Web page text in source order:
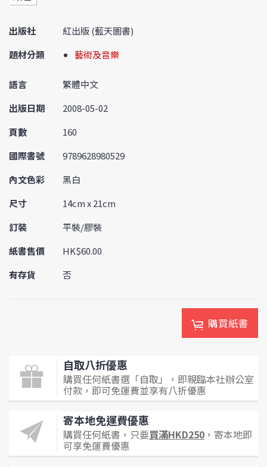
出版社
紅出版 (藍天圖書)
題材分類
藝術及音樂
語言
繁體中文
出版日期
2008-05-02
頁數
160
國際書號
9789628980529
內文色彩
黑白
尺寸
14cm x 21cm
訂裝
平裝/膠裝
紙書售價
HK$60.00
有存貨
否
購買紙書
自取八折優惠
購買任何紙書選「自取」，即親臨本社辦公室
付款，即可免運費並享有八折優惠
寄本地免運費優惠
購買任何紙書，只要買滿HKD250 ，寄本地即
可享免運費優惠